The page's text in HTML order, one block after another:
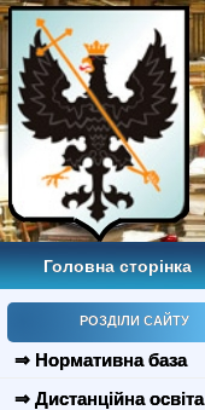
Головна сторінка
РОЗДІЛИ САЙТУ
⇒ Нормативна база
⇒ Дистанційна освіта